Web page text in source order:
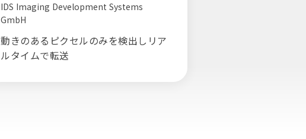
IDS Imaging Development Systems
GmbH
動きのあるピクセルのみを検出しリア
ルタイムで転送